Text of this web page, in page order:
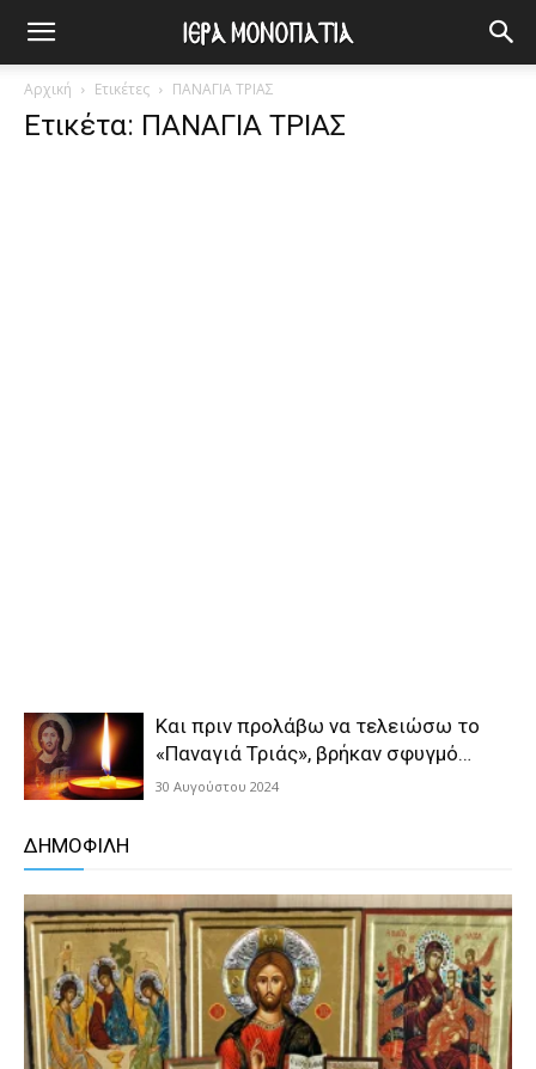
Αρχική Ετικέτες ΠΑΝΑΓΙΑ ΤΡΙΑΣ
Ετικέτα: ΠΑΝΑΓΙΑ ΤΡΙΑΣ
Και πριν προλάβω να τελειώσω το
«Παναγιά Τριάς», βρήκαν σφυγμό…
30 Αυγούστου 2024
ΔΗΜΟΦΙΛΗ